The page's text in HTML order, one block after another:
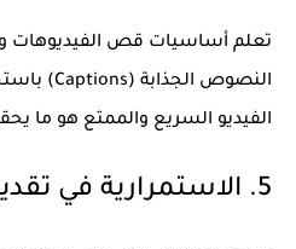
تعلم أساسيات قص الفيديوهات
الفيديو السريع والممتع هو ما
5. الاستمرارية في تقديم العمل